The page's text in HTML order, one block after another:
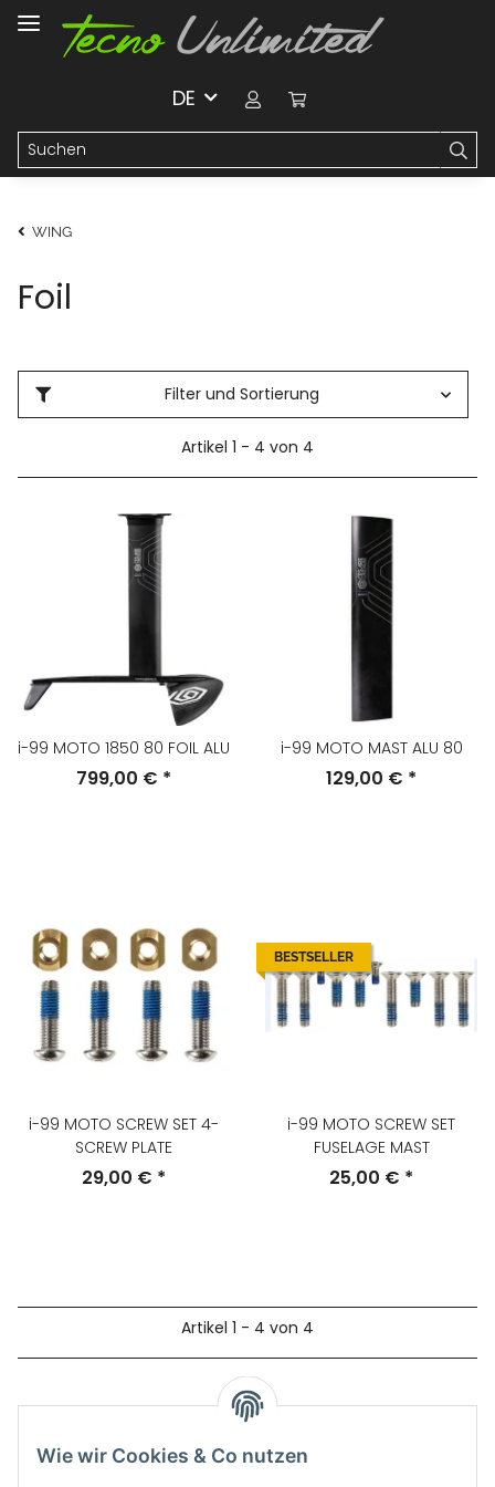
DE
WING
Foil
Filter und Sortierung
Artikel 1 - 4 von 4
i-99 MOTO 1850 80 FOIL ALU
799,00 € *
i-99 MOTO MAST ALU 80
129,00 € *
i-99 MOTO SCREW SET 4-
SCREW PLATE
29,00 € *
BESTSELLER
i-99 MOTO SCREW SET
FUSELAGE MAST
25,00 € *
Artikel 1 - 4 von 4
Wie wir Cookies & Co nutzen